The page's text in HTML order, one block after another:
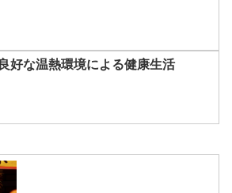
良好な温熱環境による健康生活